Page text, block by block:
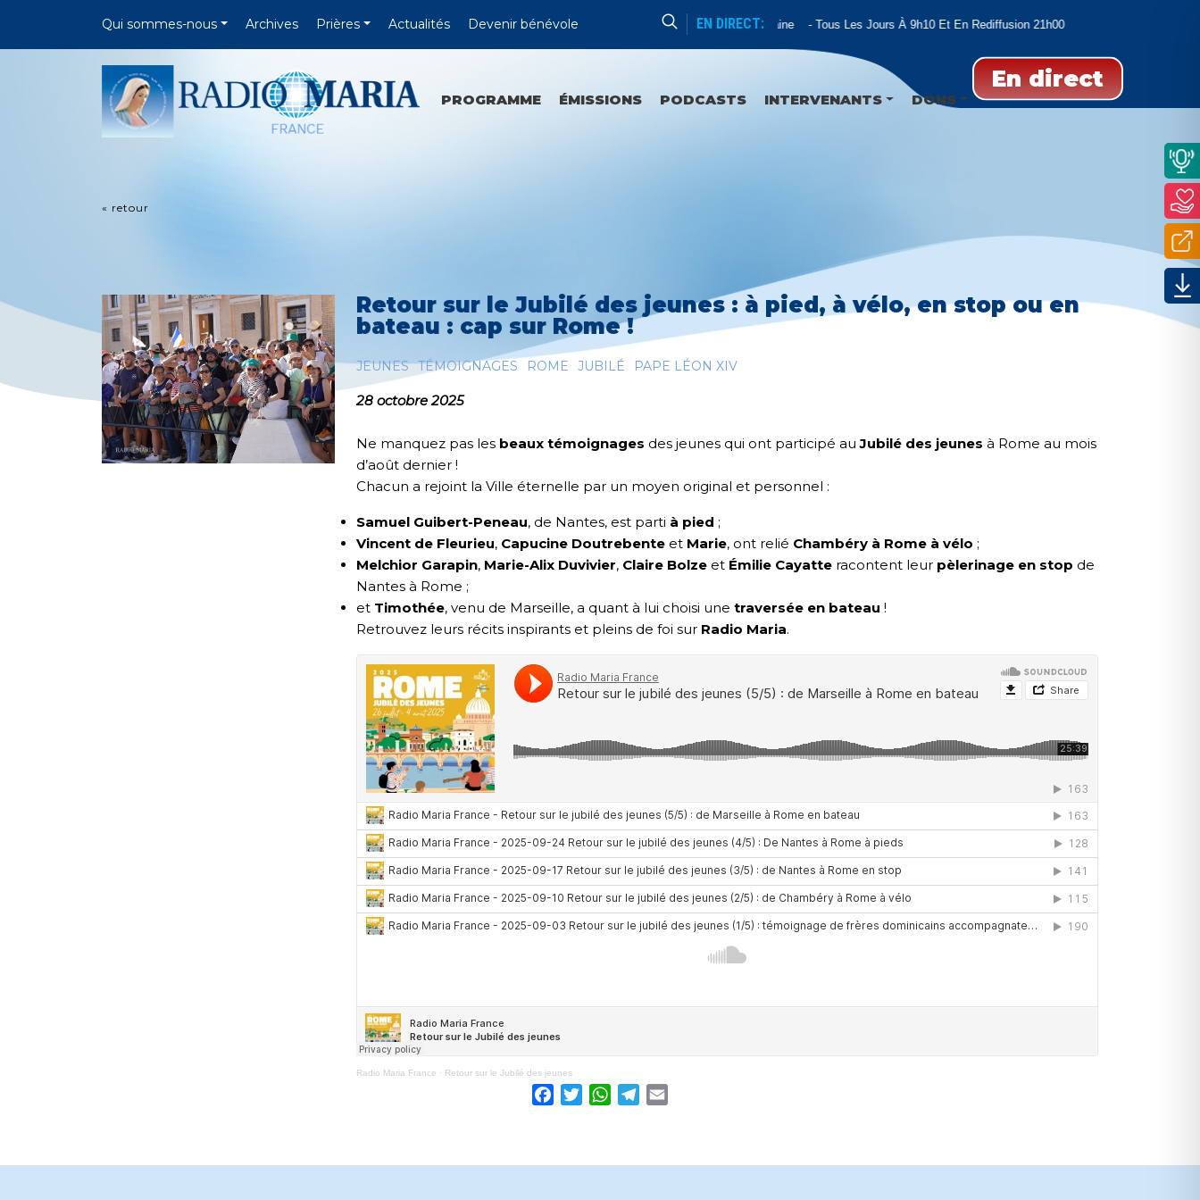
Qui sommes-nous Archives Prières Actualités Devenir bénévole EN DIRECT:
Formation Humaine Tous Les Jours À 9h10 Et En Rediffusion 21h00 Et 02h00
En direct
PROGRAMME ÉMISSIONS PODCASTS INTERVENANTS DONS
« retour
Retour sur le Jubilé des jeunes : à pied, à vélo, en stop ou en
bateau : cap sur Rome !
JEUNES TÉMOIGNAGES ROME JUBILÉ PAPE LÉON XIV
28 octobre 2025
Ne manquez pas les beaux témoignages des jeunes qui ont participé auJubilé des jeunes à Rome au mois
d’août dernier !
Chacun a rejoint la Ville éternelle par un moyen original et personnel :
Samuel Guibert-Peneau, de Nantes, est parti à pied ;
Vincent de Fleurieu, Capucine Doutrebente et Marie, ont relié Chambéry à Rome à vélo ;
Melchior Garapin, Marie-Alix Duvivier, Claire Bolze et Émilie Cayatte racontent leur pèlerinage en stop de
Nantes à Rome ;
et Timothée, venu de Marseille, a quant à lui choisi une traversée en bateau !
Retrouvez leurs récits inspirants et pleins de foi sur Radio Maria.
Radio Maria France · Retour sur le Jubilé des jeunes
Facebook
TwitterWhatsApp
Telegram